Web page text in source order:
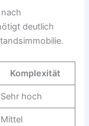
deutlich
Komplexität
Sehr hoch
Mittel